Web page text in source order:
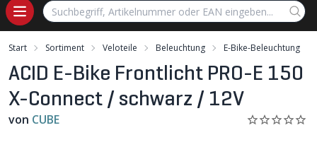
Start Sortiment Veloteile Beleuchtung E-Bike-Beleuchtung
ACID E-Bike Frontlicht PRO-E 150
X-Connect / schwarz / 12V
von CUBE